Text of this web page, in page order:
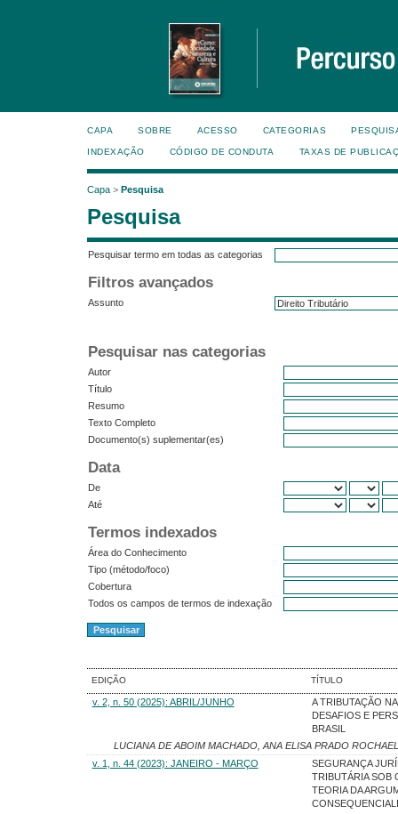
CAPA SOBRE ACESSO CATEGORIAS
INDEXAÇÃO CÓDIGO DE CONDUTA TAXAS DE
Capa > Pesquisa
Pesquisa
Pesquisar termo em todas as categorias
Filtros avançados
Assunto
Pesquisar nas categorias
Autor
Título
Resumo
Texto Completo
Documento(s) suplementar(es)
Data
De
Até
Termos indexados
Área do Conhecimento
Tipo (método/foco)
Cobertura
Todos os campos de termos de indexação
EDIÇÃO TÍTULO
v. 2, n. 50 (2025): ABRIL/JUNHO
A TRIBUTAÇÃO
DESAFIOS E
BRASIL
LUCIANA DE ABOIM MACHADO, ANA ELISA PRADO
v. 1, n. 44 (2023): JANEIRO - MARÇO
SEGURANÇA
TRIBUTÁRIA SOB
TEORIA DA